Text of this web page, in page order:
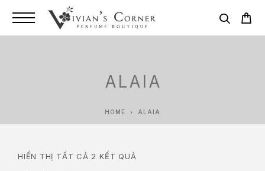
ALAIA
HOME ALAIA
HIỂN THỊ TẤT CẢ 2 KẾT QUẢ